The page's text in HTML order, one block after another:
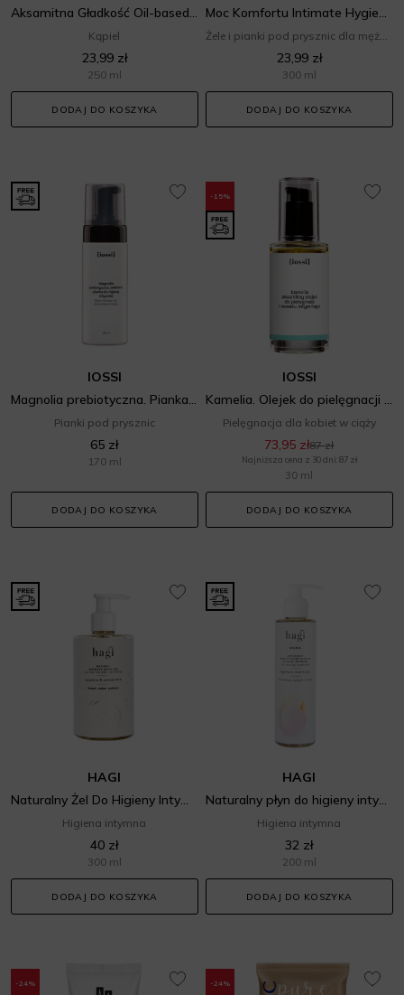
Aksamitna Gładkość Oil-based Intimate Hygiene Gel
Kąpiel
23,99 zł
250 ml
DODAJ DO KOSZYKA
Moc Komfortu Intimate Hygiene Gel for Men
Żele i pianki pod prysznic dla mężczyzn
23,99 zł
300 ml
DODAJ DO KOSZYKA
IOSSI
Magnolia prebiotyczna. Pianka do higieny intymnej
Pianki pod prysznic
65 zł
170 ml
DODAJ DO KOSZYKA
-15%
IOSSI
Kamelia. Olejek do pielęgnacji i masażu intymnego
Pielęgnacja dla kobiet w ciąży
73,95 zł87 zł
Najniższa cena z 30 dni: 87 zł
30 ml
DODAJ DO KOSZYKA
HAGI
Naturalny Żel Do Higieny Intymnej
Higiena intymna
40 zł
300 ml
DODAJ DO KOSZYKA
HAGI
Naturalny płyn do higieny intymnej nawilżająco - kojący mama
Higiena intymna
32 zł
200 ml
DODAJ DO KOSZYKA
-24% -24%